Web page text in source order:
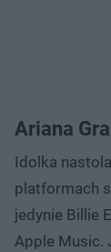
Ariana
Idolka
platformach
jedynie Billie
Apple Music.